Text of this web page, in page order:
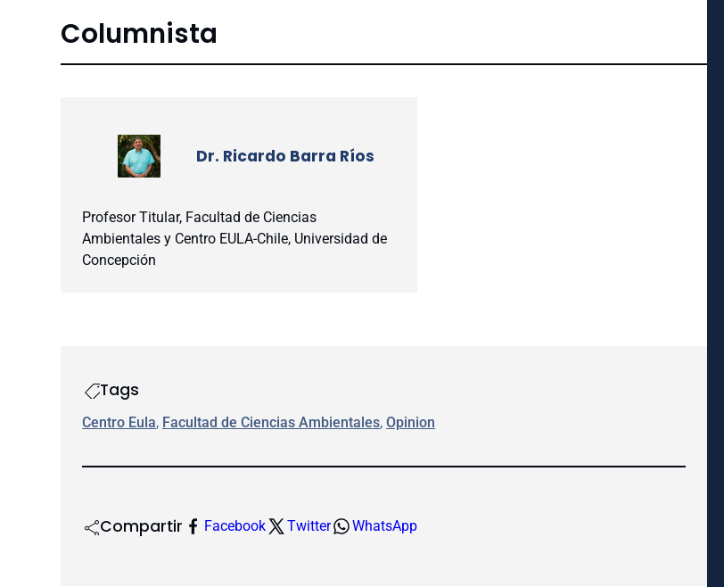
Columnista
Dr. Ricardo Barra Ríos
Profesor Titular, Facultad de Ciencias
Ambientales y Centro EULA-Chile, Universidad de
Concepción
Tags
Centro Eula, Facultad de Ciencias Ambientales, Opinion
Compartir Facebook Twitter WhatsApp